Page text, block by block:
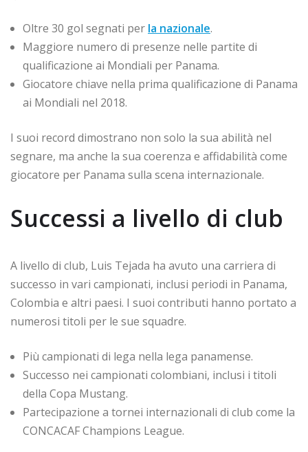
Oltre 30 gol segnati per la nazionale.
Maggiore numero di presenze nelle partite di
qualificazione ai Mondiali per Panama.
Giocatore chiave nella prima qualificazione di Panama
ai Mondiali nel 2018.
I suoi record dimostrano non solo la sua abilità nel
segnare, ma anche la sua coerenza e affidabilità come
giocatore per Panama sulla scena internazionale.
Successi a livello di club
A livello di club, Luis Tejada ha avuto una carriera di
successo in vari campionati, inclusi periodi in Panama,
Colombia e altri paesi. I suoi contributi hanno portato a
numerosi titoli per le sue squadre.
Più campionati di lega nella lega panamense.
Successo nei campionati colombiani, inclusi i titoli
della Copa Mustang.
Partecipazione a tornei internazionali di club come la
CONCACAF Champions League.